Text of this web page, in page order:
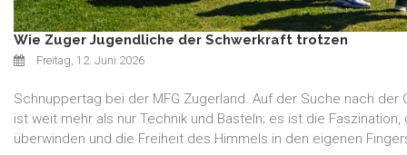
Wie Zuger Jugendliche der Schwerkraft trotzen
Freitag, 12. Juni 2026
Schnuppertag bei der MFG Zugerland. Auf der Suche nach der
ist weit mehr als nur Technik und Basteln; es ist die
überwinden und die Freiheit des Himmels in den eigenen